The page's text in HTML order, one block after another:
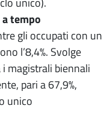
a tempo
gli occupati con un
l’8,4%. Svolge
i magistrali biennali
pari a 67,9%,
unico